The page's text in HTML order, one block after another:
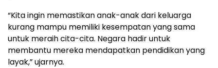
“Kita ingin memastikan anak-anak dari keluarga
kurang mampu memiliki kesempatan yang sama
untuk meraih cita-cita. Negara hadir untuk
membantu mereka mendapatkan pendidikan yang
layak,” ujarnya.